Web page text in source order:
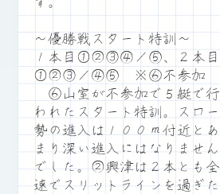
～優勝戦スタート特訓～
１本目①②③④／⑤、２本目
①②③／④⑤ ※⑥不参加
⑥山室が不参加で５艇で行
われたスタート特訓。スロー
勢の進入は１００ｍ付近とあ
まり深い進入にはなりません
でした。②興津は２本とも全
速でスリットラインを過ぎた